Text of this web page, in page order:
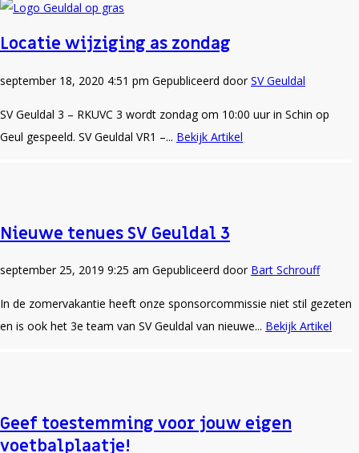
Locatie wijziging as zondag
september 18, 2020 4:51 pm Gepubliceerd doorSV Geuldal
SV Geuldal 3 – RKUVC 3 wordt zondag om 10:00 uur in Schin op
Geul gespeeld. SV Geuldal VR1 –... Bekijk Artikel
Nieuwe tenues SV Geuldal 3
september 25, 2019 9:25 am Gepubliceerd door Bart Schrouff
In de zomervakantie heeft onze sponsorcommissie niet stil gezeten
en is ook het 3e team van SV Geuldal van nieuwe... Bekijk Artikel
Geef toestemming voor jouw eigen
voetbalplaatje!